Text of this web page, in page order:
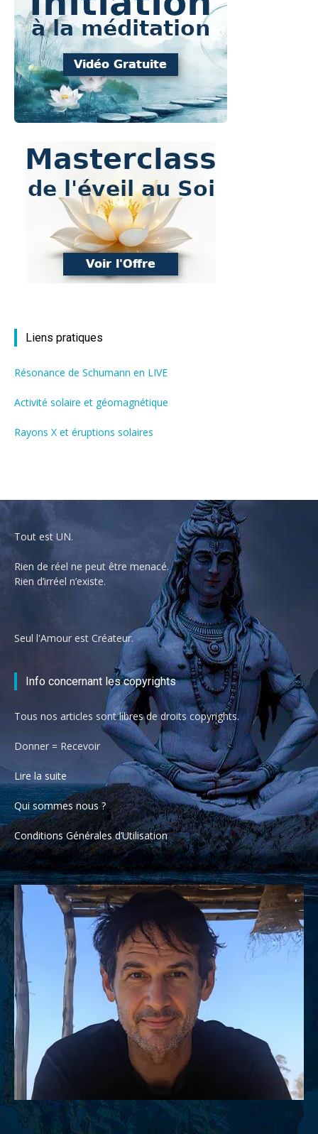
Liens pratiques
Résonance de Schumann en LIVE
Activité solaire et géomagnétique
Rayons X et éruptions solaires
Tout est UN.
Rien de réel ne peut être menacé.
Rien d’irréel n’existe.
Seul l'Amour est Créateur.
Info concernant les copyrights
Tous nos articles sont libres de droits copyrights.
Donner = Recevoir
Lire la suite
Qui sommes nous ?
Conditions Générales d’Utilisation